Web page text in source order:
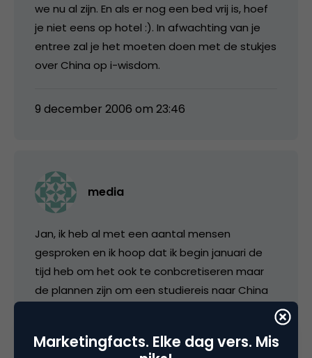
we nu al zijn. En als er nog een bed vrij is, hoef
je niet eens op hotel :). In afwachting van je
entree zal je het moeten doen met de stukjes
over China op i-wisdom.
9 december 2006 om 23:46
media
Jan, ik heb al met een aantal mensen
gesproken en ik hoop dat ik begin januari de
tijd heb om het ook te conbcretiseren maar
de plannen zijn om een studiereis naar China
10 december 2006 om 07:53
Marketingfacts. Elke dag vers. Mis